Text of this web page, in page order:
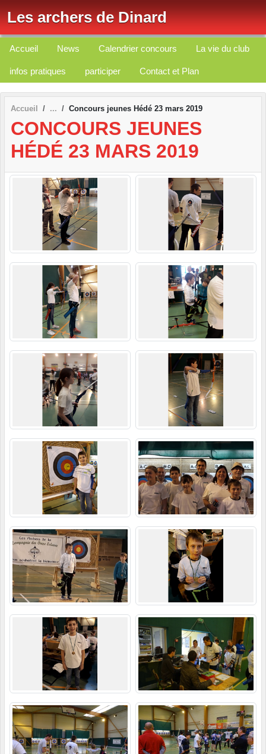
Les archers de Dinard
Accueil News Calendrier concours La vie du club
infos pratiques participer Contact et Plan
Accueil Concours jeunes Hédé 23 mars 2019
CONCOURS JEUNES
HÉDÉ 23 MARS 2019